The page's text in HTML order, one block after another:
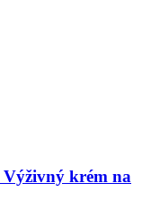
Výživný krém na